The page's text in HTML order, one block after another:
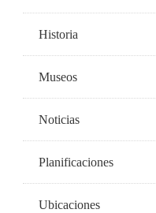
Historia
Museos
Noticias
Planificaciones
Ubicaciones